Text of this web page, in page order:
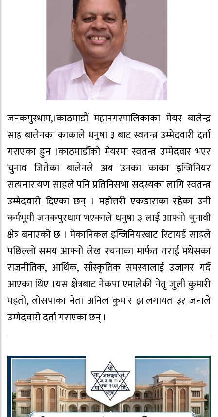
जनकपुरधाम,।काठमाडौं महानगरपालिकाका मेयर बालेन्द्र
साह बालेनका काकाले धनुषा ३ बाट स्वतन्त्र उम्मेदवारी दर्ता
गराएका हुन ।काठमाडौँको मेयरमा स्वतन्त्र उम्मेदवार भएर
चुनाव जितेका बालेनले अब उनका काका इन्जिनियर
सत्यनारायण साहले पनि प्रतिनिसभा सदस्यका लागि स्वतन्त्र
उम्मेदवारी दिएका छन् । महोत्तरी एकडाराका रहेका उनी
कर्मभूमी जनकपुरधाम भएकाले धनुषा ३ लाई आफ्नो चुनावी
क्षेत्र बनाएको छ । मेकानिकल इन्जिनियरबाट रिटायर्ड साहले
पछिल्लो समय आफ्नो लेख रचनाका मार्फत तराई मधेसका
राजनीतिक, आर्थिक, साँस्कृतिक समस्यालाई उजागर गर्दै
आएका थिए ।यस क्षेत्रबाट नेकपा एमालेकी नेतृ जुली कुमारी
महतो, लोसपाका नेता अनिल कुमार झालगायत ३१ जनाले
उम्मेदवारी दर्ता गराएका छन् ।